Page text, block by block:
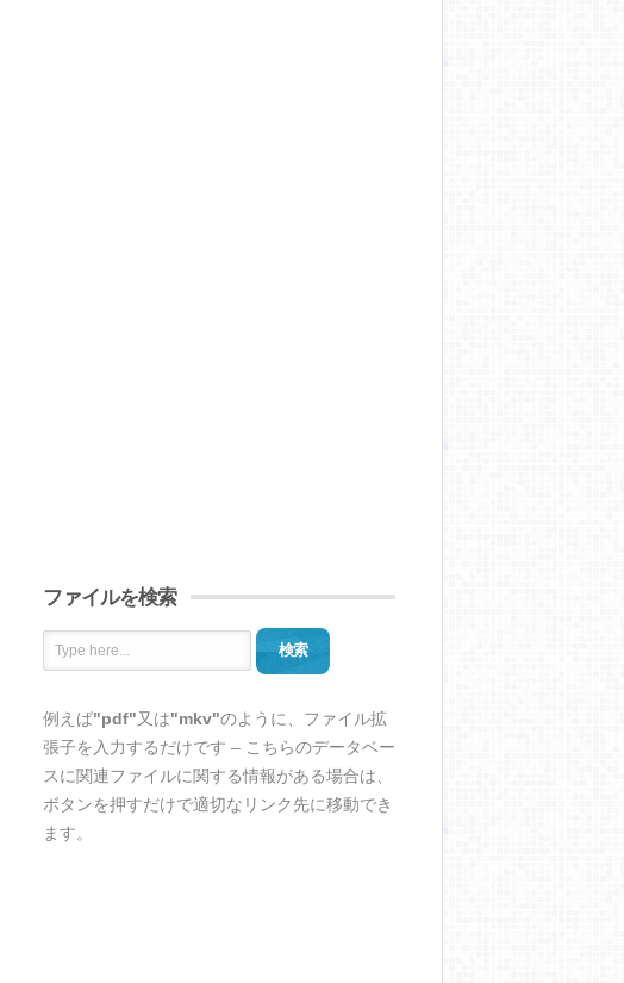
ファイルを検索
検索
例えば"pdf"又は"mkv"のように、ファイル拡
張子を入力するだけです – こちらのデータベー
スに関連ファイルに関する情報がある場合は、
ボタンを押すだけで適切なリンク先に移動でき
ます。